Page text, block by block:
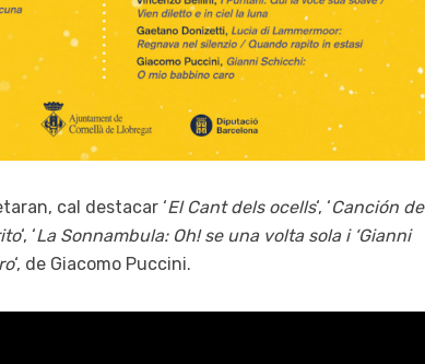
cal destacar ‘El Cant dels ocells‘, ‘Canción de
‘, ‘La Sonnambula: Oh! se una volta sola i ‘Gianni
‘, de Giacomo Puccini.